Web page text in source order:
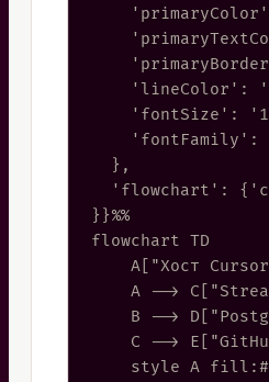
'lineColor':
'fontSize':
'fontFamily':
  },
'flowchart':
}}%%
flowchart TD
A["Хост
A -->
B -->
C -->
style A